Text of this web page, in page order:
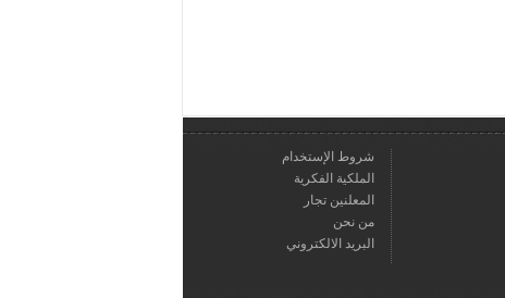
شروط الإستخدام
الملكية الفكرية
المعلنين تجار
من نحن
البريد الالكتروني